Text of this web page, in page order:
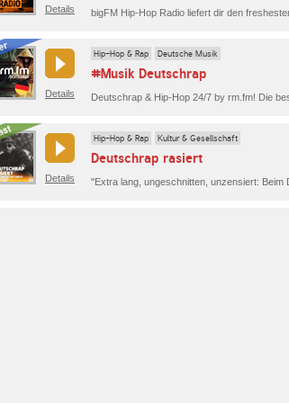
Details
Details
Hip-Hop & Rap Deutsche Musik
#Musik Deutschrap
Details
Hip-Hop & Rap Kultur & Gesellschaft
Deutschrap rasiert